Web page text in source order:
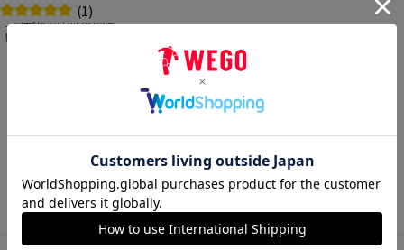
(1)
一部店舗限定｜WEB限定均一
特価
もっと見る
CATEGORY